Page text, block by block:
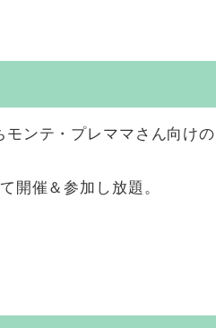
ンテ・プレママさん向けの
開催＆参加し放題。